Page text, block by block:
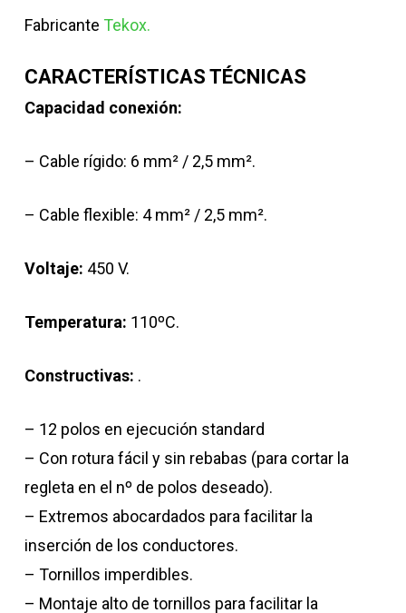
Fabricante Tekox.
CARACTERÍSTICAS TÉCNICAS
Capacidad conexión:
– Cable rígido: 6 mm² / 2,5 mm².
– Cable flexible: 4 mm² / 2,5 mm².
Voltaje: 450 V.
Temperatura: 110ºC.
Constructivas: .
– 12 polos en ejecución standard
– Con rotura fácil y sin rebabas (para cortar la
regleta en el nº de polos deseado).
– Extremos abocardados para facilitar la
inserción de los conductores.
– Tornillos imperdibles.
– Montaje alto de tornillos para facilitar la